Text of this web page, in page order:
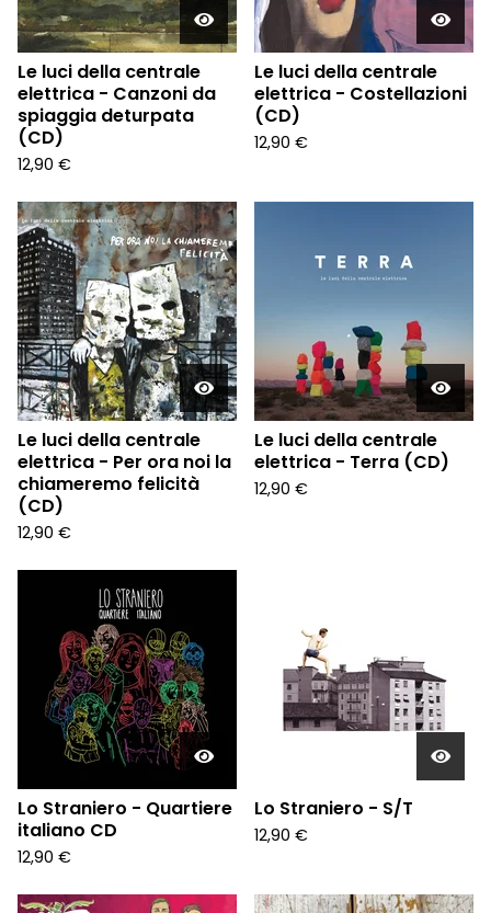
Le luci della centrale
elettrica - Canzoni da
spiaggia deturpata
(CD)
12,90 €
Le luci della centrale
elettrica - Costellazioni
(CD)
12,90 €
Le luci della centrale
elettrica - Per ora noi la
chiameremo felicità
(CD)
12,90 €
Le luci della centrale
elettrica - Terra (CD)
12,90 €
Lo Straniero - Quartiere
italiano CD
12,90 €
Lo Straniero - S/T
12,90 €